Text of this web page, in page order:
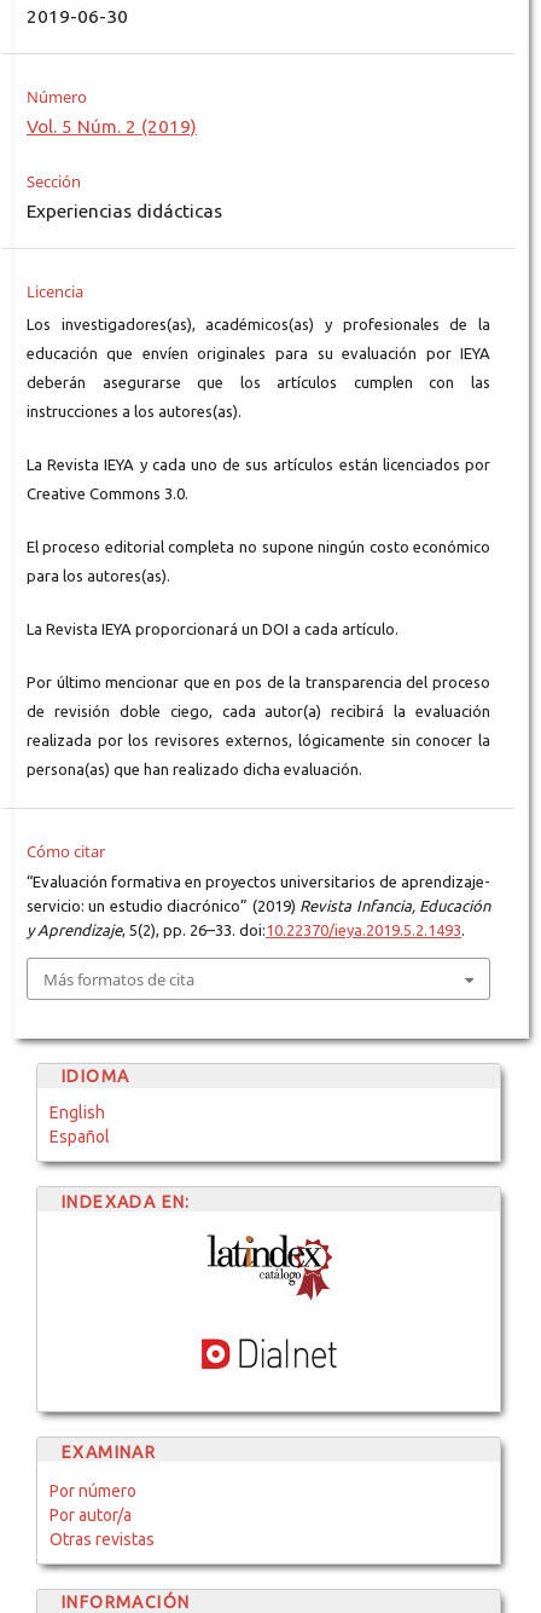
2019-06-30
Número
Vol. 5 Núm. 2 (2019)
Sección
Experiencias didácticas
Licencia
Los investigadores(as), académicos(as) y profesionales de la
educación que envíen originales para su evaluación por IEYA
deberán asegurarse que los artículos cumplen con las
instrucciones a los autores(as).
La Revista IEYA y cada uno de sus artículos están licenciados por
Creative Commons 3.0.
El proceso editorial completa no supone ningún costo económico
para los autores(as).
La Revista IEYA proporcionará un DOI a cada artículo.
Por último mencionar que en pos de la transparencia del proceso
de revisión doble ciego, cada autor(a) recibirá la evaluación
realizada por los revisores externos, lógicamente sin conocer la
persona(as) que han realizado dicha evaluación.
Cómo citar
“Evaluación formativa en proyectos universitarios de aprendizaje-
servicio: un estudio diacrónico” (2019) Revista Infancia, Educación
y Aprendizaje, 5(2), pp. 26–33. doi:10.22370/ieya.2019.5.2.1493.
Más formatos de cita
IDIOMA
English
Español
INDEXADA EN:
EXAMINAR
Por número
Por autor/a
Otras revistas
INFORMACIÓN